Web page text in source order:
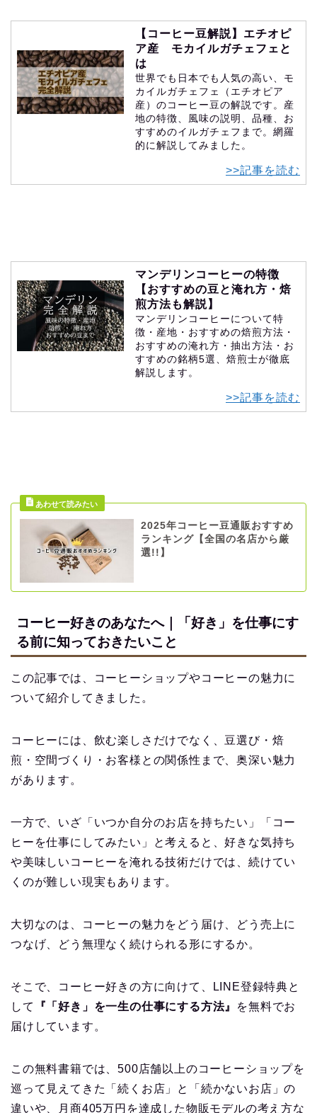
【コーヒー豆解説】エチオピ
ア産 モカイルガチェフェと
は
世界でも日本でも人気の高い、モ
カイルガチェフェ（エチオピア
産）のコーヒー豆の解説です。産
地の特徴、風味の説明、品種、お
すすめのイルガチェフまで。網羅
的に解説してみました。
>>記事を読む
マンデリンコーヒーの特徴
【おすすめの豆と淹れ方・焙
煎方法も解説】
マンデリンコーヒーについて特
徴・産地・おすすめの焙煎方法・
おすすめの淹れ方・抽出方法・お
すすめの銘柄5選、焙煎士が徹底
解説します。
>>記事を読む
2025年コーヒー豆通販おすすめ
ランキング【全国の名店から厳
選!!】
コーヒー好きのあなたへ｜「好き」を仕事にす
る前に知っておきたいこと
この記事では、コーヒーショップやコーヒーの魅力に
ついて紹介してきました。
コーヒーには、飲む楽しさだけでなく、豆選び・焙
煎・空間づくり・お客様との関係性まで、奥深い魅力
があります。
一方で、いざ「いつか自分のお店を持ちたい」「コー
ヒーを仕事にしてみたい」と考えると、好きな気持ち
や美味しいコーヒーを淹れる技術だけでは、続けてい
くのが難しい現実もあります。
大切なのは、コーヒーの魅力をどう届け、どう売上に
つなげ、どう無理なく続けられる形にするか。
そこで、コーヒー好きの方に向けて、LINE登録特典と
して
『「好き」を一生の仕事にする方法』
を無料でお
届けしています。
この無料書籍では、500店舗以上のコーヒーショップを
巡って見えてきた「続くお店」と「続かないお店」の
違いや、月商405万円を達成した物販モデルの考え方な